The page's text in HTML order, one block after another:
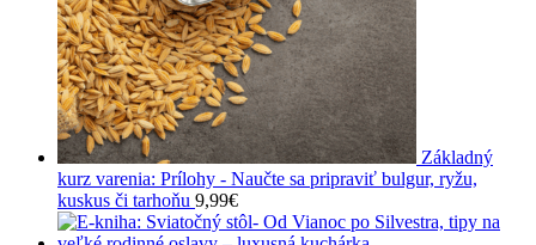
Základný
kurz varenia: Prílohy - Naučte sa pripraviť bulgur, ryžu,
kuskus či tarhoňu 9,99€